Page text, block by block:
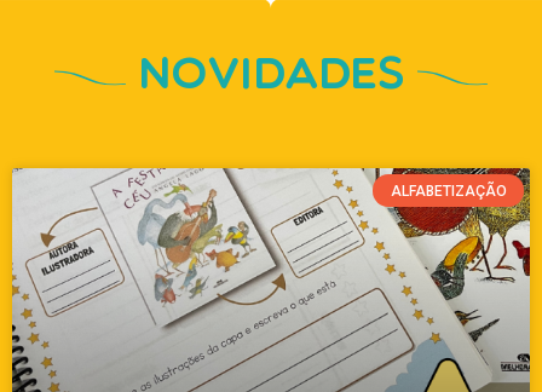
Novidades
ALFABETIZAÇÃO